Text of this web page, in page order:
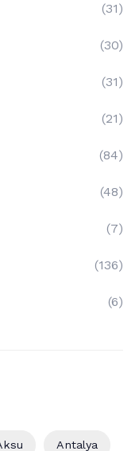
(31)
(30)
(31)
(21)
(84)
(48)
(7)
(136)
(6)
Antalya